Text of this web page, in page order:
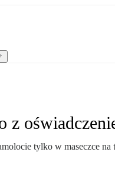
tylko w maseczce